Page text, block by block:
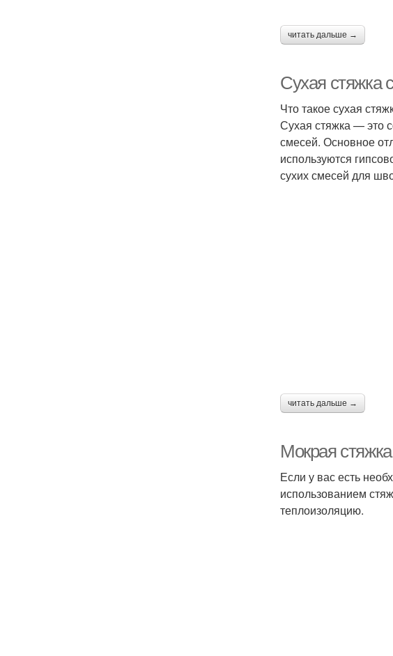
читать дальше →
Сухая стяжка
Что такое сухая
Сухая стяжка — это
смесей. Основное
используются
сухих смесей для
читать дальше →
Мокрая
Если у вас есть
использованием
теплоизоляцию.